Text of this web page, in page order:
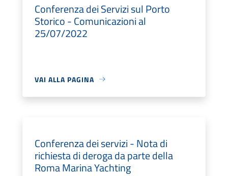
Conferenza dei Servizi sul Porto
Storico - Comunicazioni al
25/07/2022
VAI ALLA PAGINA
Conferenza dei servizi - Nota di
richiesta di deroga da parte della
Roma Marina Yachting